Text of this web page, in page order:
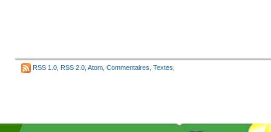
RSS 1.0 RSS 2.0 Atom Commentaires Textes